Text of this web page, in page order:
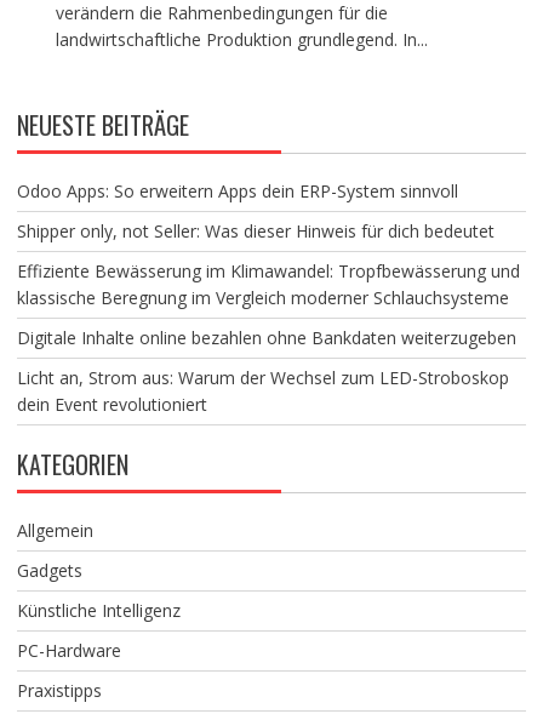
verändern die Rahmenbedingungen für die
landwirtschaftliche Produktion grundlegend. In...
NEUESTE BEITRÄGE
Odoo Apps: So erweitern Apps dein ERP-System sinnvoll
Shipper only, not Seller: Was dieser Hinweis für dich bedeutet
Effiziente Bewässerung im Klimawandel: Tropfbewässerung und
klassische Beregnung im Vergleich moderner Schlauchsysteme
Digitale Inhalte online bezahlen ohne Bankdaten weiterzugeben
Licht an, Strom aus: Warum der Wechsel zum LED-Stroboskop
dein Event revolutioniert
KATEGORIEN
Allgemein
Gadgets
Künstliche Intelligenz
PC-Hardware
Praxistipps